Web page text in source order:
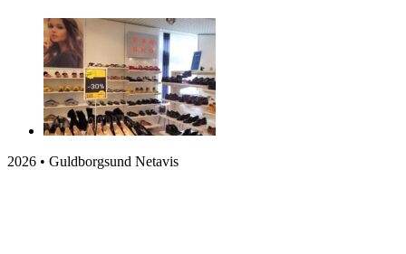
2026 • Guldborgsund Netavis